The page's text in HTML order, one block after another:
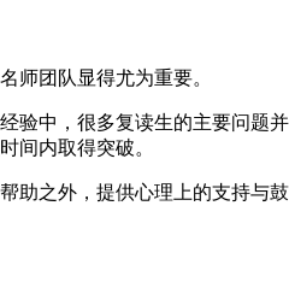
团队显得尤为重要。
验中，很多复读生的主要问题并
间内取得突破。
助之外，提供心理上的支持与鼓